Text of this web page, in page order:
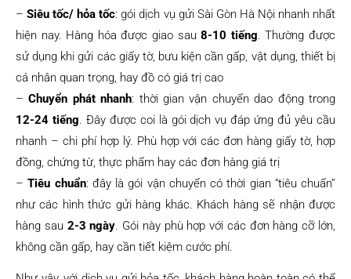
–Siêu tốc/ hỏa tốc: gói dịch vụ gửi Sài Gòn Hà Nội nhanh nhất
hiện nay. Hàng hóa được giao sau8-10 tiếng. Thường được
sử dụng khi gửi các giấy tờ, bưu kiện cần gấp, vật dụng, thiết bị
cá nhân quan trọng, hay đồ có giá trị cao
–Chuyển phát nhanh: thời gian vận chuyển dao động trong
12-24 tiếng. Đây được coi là gói dịch vụ đáp ứng đủ yêu cầu
nhanh – chi phí hợp lý. Phù hợp với các đơn hàng giấy tờ, hợp
đồng, chứng từ, thực phẩm hay các đơn hàng giá trị
–Tiêu chuẩn: đây là gói vận chuyển có thời gian “tiêu chuẩn”
như các hình thức gửi hàng khác. Khách hàng sẽ nhận được
hàng sau 2-3 ngày. Gói này phù hợp với các đơn hàng cỡ lớn,
không cần gấp, hay cần tiết kiệm cước phí.